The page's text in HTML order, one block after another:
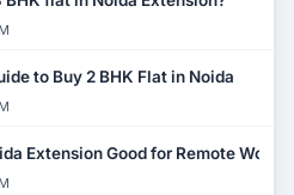
to Buy 2 BHK Flat in Noida
Extension Good for Remote Work?